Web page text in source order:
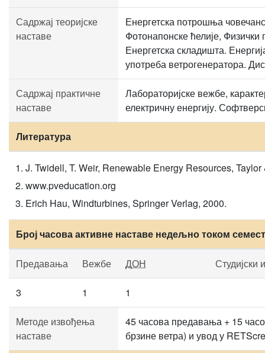
Садржај теоријске
наставе
Енергетска потрошња
Фотонапонске ћелије,
Енергетска складишта.
употреба ветрогенератора.
Садржај практичне
наставе
Лабораторијске вежбе,
електричну енергију.
Литература
J. Twidell, T. Weir, Renewable Energy Resources,
www.pveducation.org
Erich Hau, Windturbines, Springer Verlag, 2000.
Број часова активне наставе недељно током
Предавања Вежбе ДОН Студијски
3 1 1
Методе извођења
наставе
45 часова предавања + 15
брзине ветра) и увод у